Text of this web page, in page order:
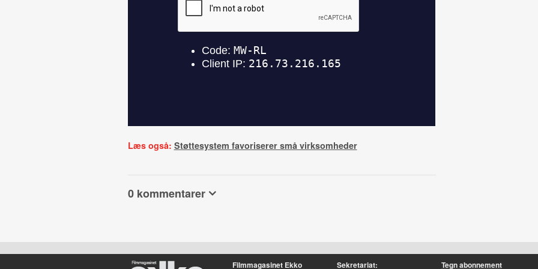
Læs også: Støttesystem favoriserer små virksomheder
0 kommentarer
Filmmagasinet Ekko Sekretariat: Tegn abonnement